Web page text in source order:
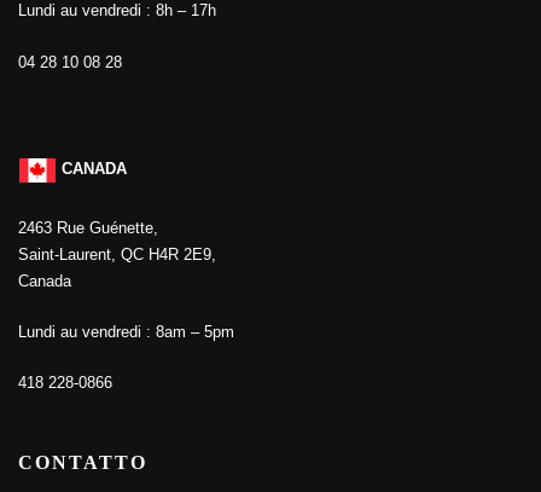
Lundi au vendredi : 8h – 17h
04 28 10 08 28
CANADA
2463 Rue Guénette,
Saint-Laurent, QC H4R 2E9,
Canada
Lundi au vendredi : 8am – 5pm
418 228-0866
CONTATTO